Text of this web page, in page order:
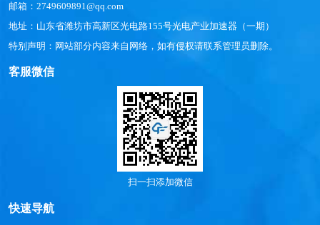
邮箱：2749609891@qq.com
地址：山东省潍坊市高新区光电路155号光电产业加速器（一期）
特别声明：网站部分内容来自网络，如有侵权请联系管理员删除。
客服微信
扫一扫添加微信
快速导航